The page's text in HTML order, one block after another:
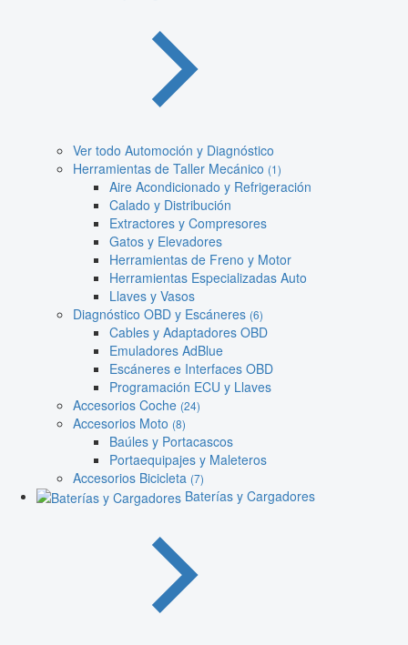
Ver todo Automoción y Diagnóstico
Herramientas de Taller Mecánico (1)
Aire Acondicionado y Refrigeración
Calado y Distribución
Extractores y Compresores
Gatos y Elevadores
Herramientas de Freno y Motor
Herramientas Especializadas Auto
Llaves y Vasos
Diagnóstico OBD y Escáneres (6)
Cables y Adaptadores OBD
Emuladores AdBlue
Escáneres e Interfaces OBD
Programación ECU y Llaves
Accesorios Coche (24)
Accesorios Moto (8)
Baúles y Portacascos
Portaequipajes y Maleteros
Accesorios Bicicleta (7)
Baterías y Cargadores